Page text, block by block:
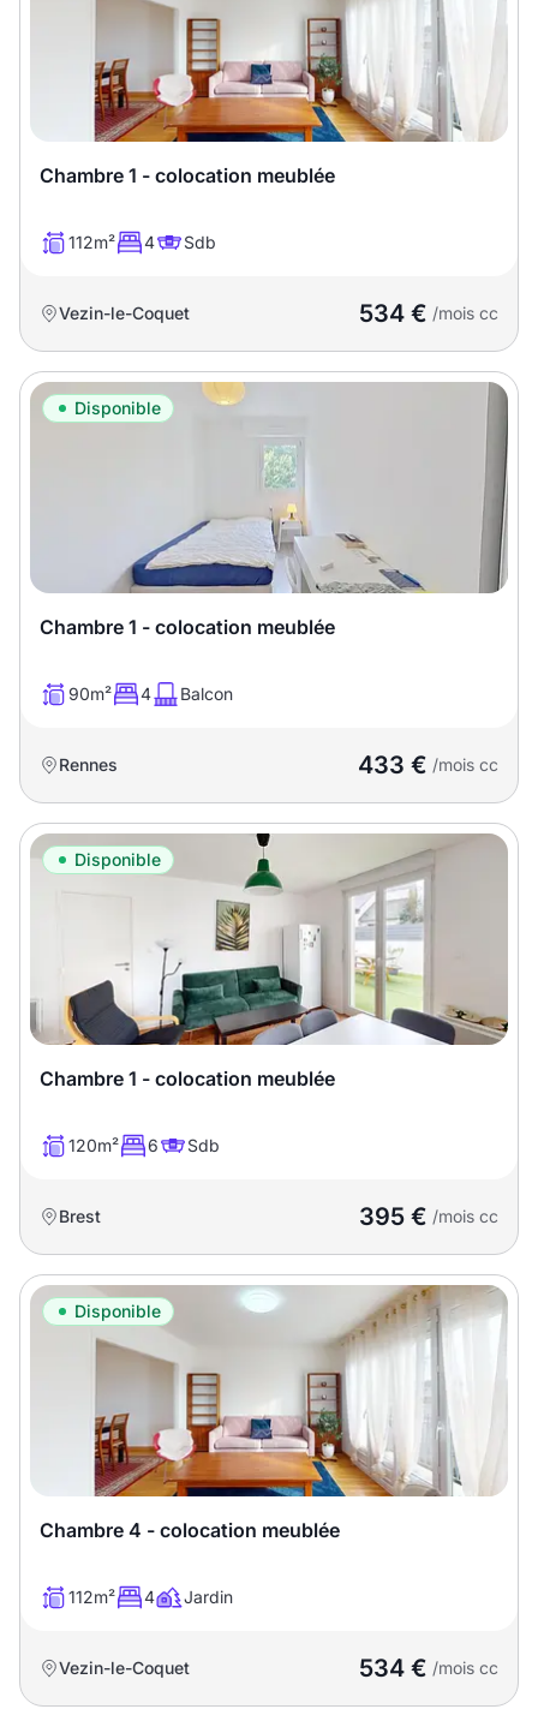
Chambre 1 - colocation meublée
112m² 4 Sdb
Vezin-le-Coquet 534 € /mois cc
Disponible
Chambre 1 - colocation meublée
90m² 4 Balcon
Rennes 433 € /mois cc
Disponible
Chambre 1 - colocation meublée
120m² 6 Sdb
Brest 395 € /mois cc
Disponible
Chambre 4 - colocation meublée
112m² 4 Jardin
Vezin-le-Coquet 534 € /mois cc